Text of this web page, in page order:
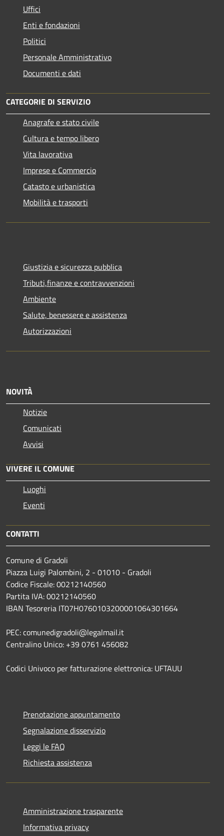
Uffici
Enti e fondazioni
Politici
Personale Amministrativo
Documenti e dati
CATEGORIE DI SERVIZIO
Anagrafe e stato civile
Cultura e tempo libero
Vita lavorativa
Imprese e Commercio
Catasto e urbanistica
Mobilità e trasporti
Giustizia e sicurezza pubblica
Tributi,finanze e contravvenzioni
Ambiente
Salute, benessere e assistenza
Autorizzazioni
NOVITÀ
Notizie
Comunicati
Avvisi
VIVERE IL COMUNE
Luoghi
Eventi
CONTATTI
Comune di Gradoli
Piazza Luigi Palombini, 2 - 01010 - Gradoli
Codice Fiscale: 00212140560
Partita IVA: 00212140560
IBAN Tesoreria IT07H0760103200001064301664
PEC: comunedigradoli@legalmail.it
Centralino Unico: +39 0761 456082
Codici Univoco per fatturazione elettronica: UFTAUU
Prenotazione appuntamento
Segnalazione disservizio
Leggi le FAQ
Richiesta assistenza
Amministrazione trasparente
Informativa privacy